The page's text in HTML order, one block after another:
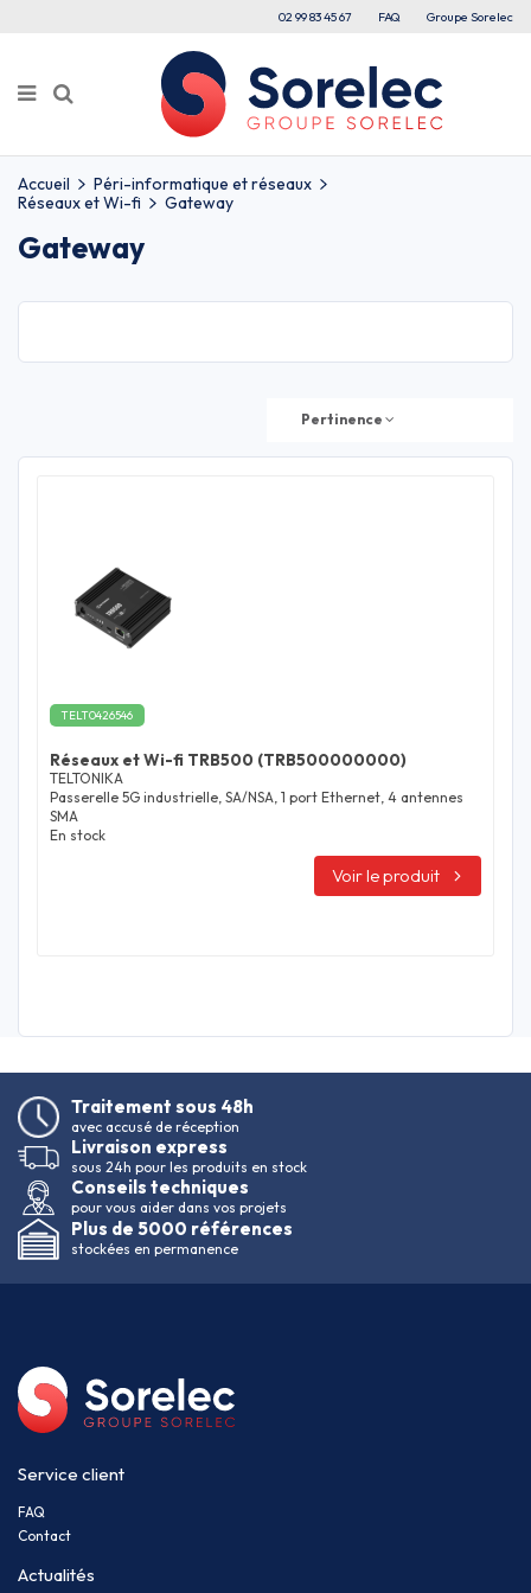
02 99 83 45 67 FAQ Groupe Sorelec
Accueil
Péri-informatique et réseaux
Réseaux et Wi-fi
Gateway
Gateway
Pertinence
TELT0426546
Réseaux et Wi-fi TRB500 (TRB500000000)
TELTONIKA
Passerelle 5G industrielle, SA/NSA, 1 port Ethernet, 4 antennes
SMA
En stock
Voir le produit
Traitement sous 48h
avec accusé de réception
Livraison express
sous 24h pour les produits en stock
Conseils techniques
pour vous aider dans vos projets
Plus de 5000 références
stockées en permanence
Service client
FAQ
Contact
Actualités